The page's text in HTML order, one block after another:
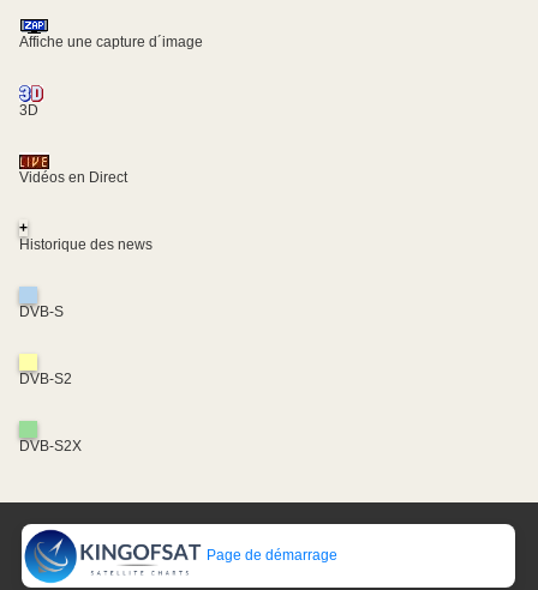
Affiche une capture d´image
3D
Vidéos en Direct
+
Historique des news
DVB-S
DVB-S2
DVB-S2X
Page de démarrage